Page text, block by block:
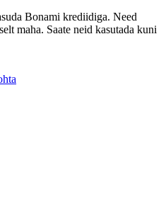
Bonami krediidiga. Need
maha. Saate neid kasutada kuni